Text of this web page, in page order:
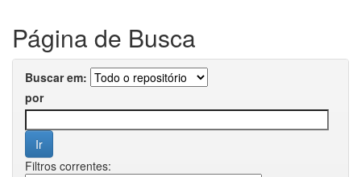
Página de Busca
Buscar em:
por
Filtros correntes: